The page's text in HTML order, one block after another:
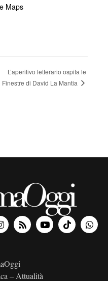
Maps
L’aperitivo letterario ospita le
Finestre di David La Mantia
– Attualità